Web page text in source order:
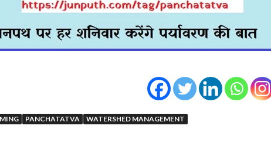
PANCHATATVA WATERSHED MANAGEMENT